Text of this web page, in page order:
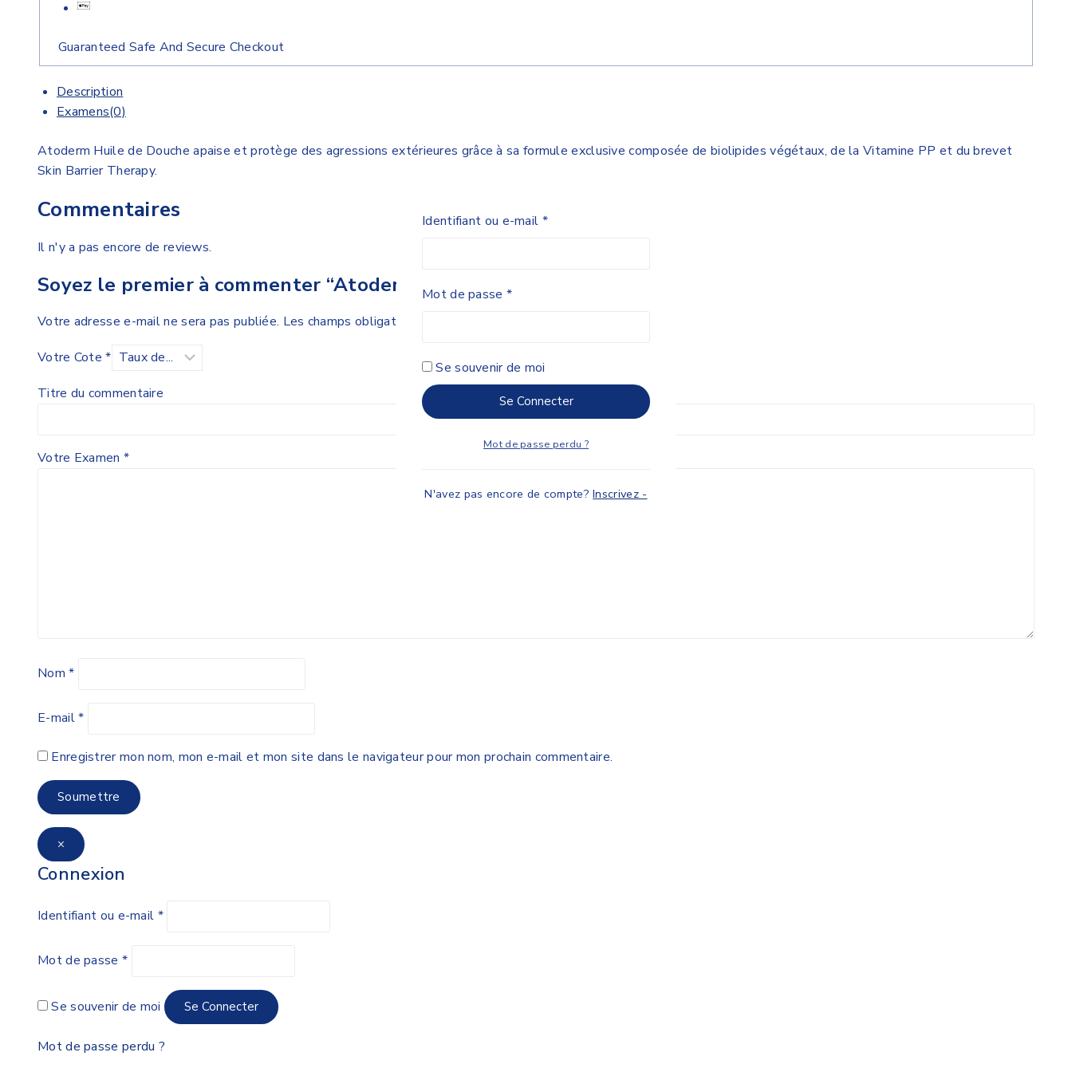
Guaranteed Safe And Secure Checkout
Description
Examens(0)
Atoderm Huile de Douche apaise et protège des agressions extérieures grâce à sa formule exclusive composée de biolipides végétaux, de la Vitamine PP et du brevet
Skin Barrier Therapy.
Commentaires
Il n'y a pas encore de reviews.
Soyez le premier à commenter “Atoderm Huile de Douche”
Votre adresse e-mail ne sera pas publiée. Les champs obligatoires sont indiqués avec
Votre Cote*
Titre du commentaire
Votre Examen *
Nom*
E-mail*
Enregistrer mon nom, mon e-mail et mon site dans le navigateur pour mon prochain commentaire.
×
Connexion
Identifiant ou e-mail *
Mot de passe *
Se souvenir de moi Se Connecter
Mot de passe perdu ?
Identifiant ou e-mail *
Mot de passe *
Se souvenir de moi
Se Connecter
Mot de passe perdu ?
N'avez pas encore de compte?Inscrivez -